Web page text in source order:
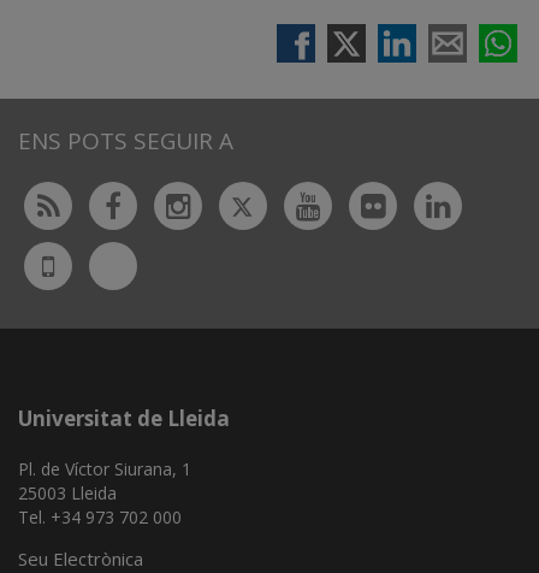
ENS POTS SEGUIR A
Rss FacebookInstagram
TwitterYoutubeFlickr
UdL
App
Bluesky
Universitat de Lleida
Pl. de Víctor Siurana, 1
25003 Lleida
Tel. +34 973 702 000
Seu Electrònica